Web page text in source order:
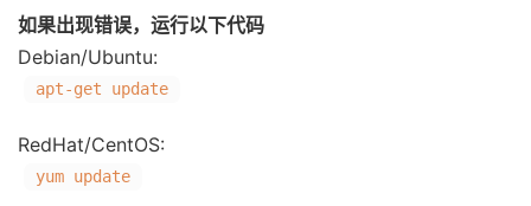
如果出现错误，运行以下代码
Debian/Ubuntu:
apt-get update
RedHat/CentOS:
yum update